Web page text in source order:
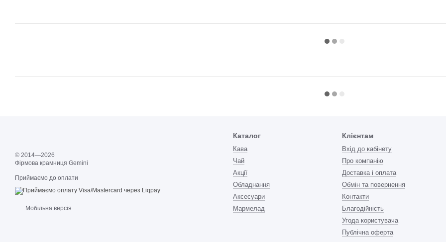
© 2014—2026
Фірмова крамниця Gemini
Приймаємо до оплати
Мобільна версія
Каталог
Кава
Чай
Акції
Обладнання
Аксесуари
Мармелад
Клієнтам
Вхід до кабінету
Про компанію
Доставка і оплата
Обмін та повернення
Контакти
Благодійність
Угода користувача
Публічна оферта